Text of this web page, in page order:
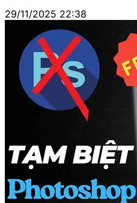
29/11/2025 22:38